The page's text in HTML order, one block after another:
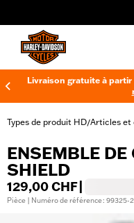
Livraison gratuite à
Types de produit HD/Articles et
ENSEMBLE
SHIELD
129,00 CHF
Pièce | Numéro de référence : 99325-